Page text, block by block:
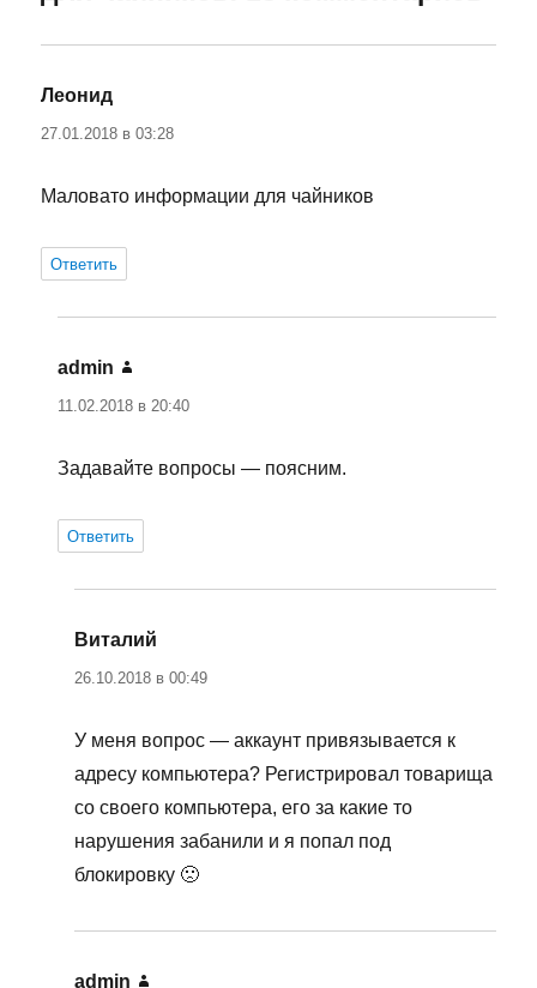
Леонид
27.01.2018 в 03:28
Маловато информации для чайников
Ответить
admin
11.02.2018 в 20:40
Задавайте вопросы — поясним.
Ответить
Виталий
26.10.2018 в 00:49
У меня вопрос — аккаунт привязывается к
адресу компьютера? Регистрировал товарища
со своего компьютера, его за какие то
нарушения забанили и я попал под
блокировку 🙁
admin